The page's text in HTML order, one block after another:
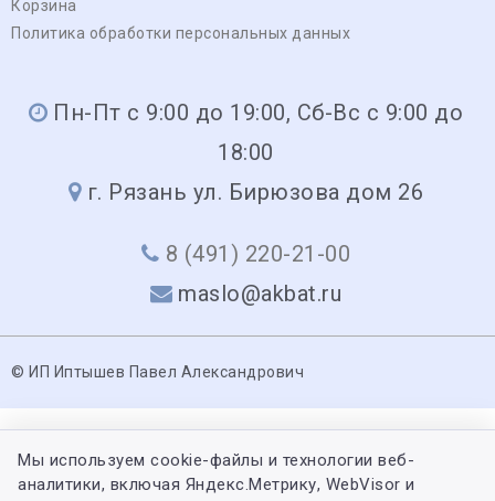
Корзина
Политика обработки персональных данных
Пн-Пт с 9:00 до 19:00, Сб-Вс с 9:00 до
18:00
г. Рязань ул. Бирюзова дом 26
8 (491) 220-21-00
maslo@akbat.ru
© ИП Иптышев Павел Александрович
Мы используем cookie-файлы и технологии веб-
аналитики, включая Яндекс.Метрику, WebVisor и